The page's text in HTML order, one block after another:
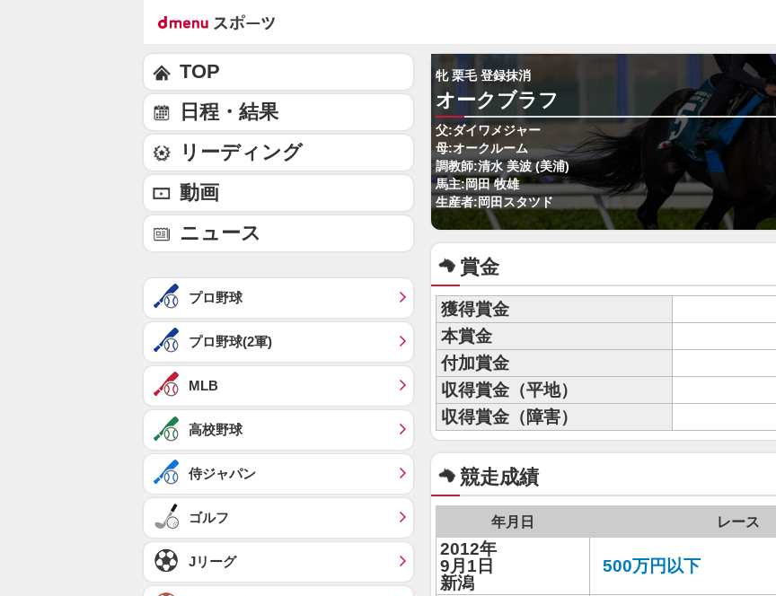
牝 栗毛 登録抹消
オークブラフ
父:ダイワメジャー
母:オークルーム
調教師:清水 美波 (美浦)
馬主:岡田 牧雄
生産者:岡田スタツド
賞金
獲得賞金
本賞金
付加賞金
収得賞金（平地）
収得賞金（障害）
競走成績
年月日 レース
2012年
9月1日
新潟
500万円以下
TOP
日程・結果
リーディング
動画
ニュース
プロ野球
プロ野球(2軍)
MLB
高校野球
侍ジャパン
ゴルフ
Jリーグ